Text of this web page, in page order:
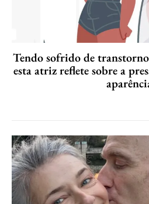
Tendo sofrido de
esta atriz reflete sobre a